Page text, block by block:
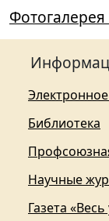
Библиотека
Научные
Газета